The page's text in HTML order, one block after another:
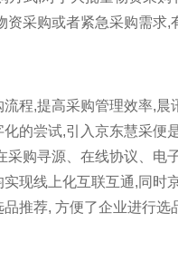
资采购或者紧急采购需求,
流程,提高采购管理效率,晨
的尝试,引入京东慧采便
采购寻源、在线协议、电
实现线上化互联互通,同时
推荐, 方便了企业进行选